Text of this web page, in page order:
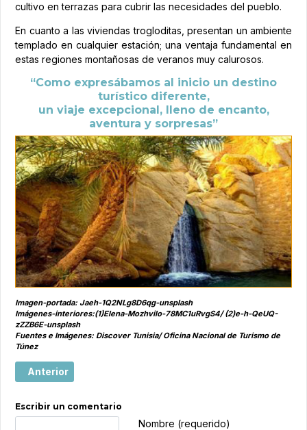
cultivo en terrazas para cubrir las necesidades del pueblo.
En cuanto a las viviendas trogloditas, presentan un ambiente
templado en cualquier estación; una ventaja fundamental en
estas regiones montañosas de veranos muy calurosos.
“Como expresábamos al inicio un destino
turístico diferente,
un viaje excepcional, lleno de encanto,
aventura y sorpresas”
Imagen-portada: Jaeh-1Q2NLg8D6qg-unsplash
Imágenes-interiores:(1)Elena-Mozhvilo-78MC1uRvgS4/ (2)e-h-QeUQ-
zZZB6E-unsplash
Fuentes e Imágenes: Discover Tunisia/ Oficina Nacional de Turismo de
Túnez
Artículo anterior: Como convertir el desierto en destino
Anterior
Escribir un comentario
Nombre (requerido)